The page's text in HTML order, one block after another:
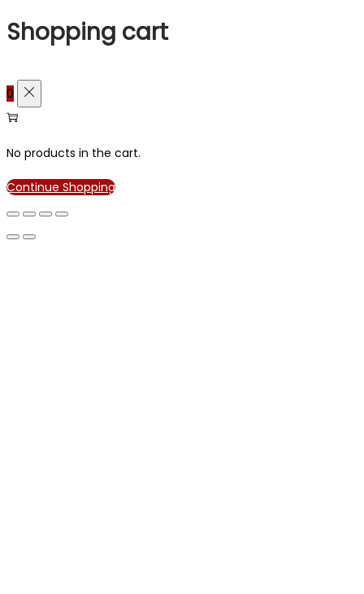
Shopping cart
0
No products in the cart.
Continue Shopping